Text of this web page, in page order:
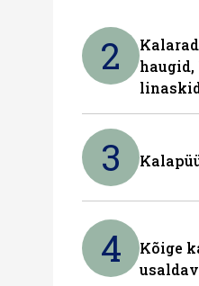
2
3
4
Kõige